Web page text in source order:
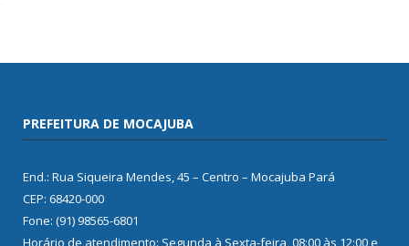
PREFEITURA DE MOCAJUBA
End.: Rua Siqueira Mendes, 45 – Centro – Mocajuba Pará
CEP: 68420-000
Fone: (91) 98565-6801
Horário de atendimento: Segunda à Sexta-feira, 08:00 às 12:00 e